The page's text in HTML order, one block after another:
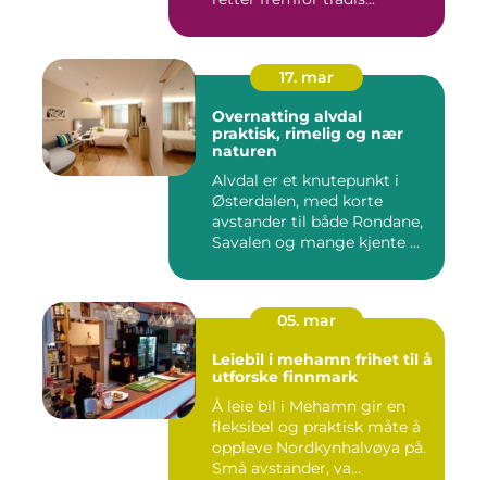
17. mar
Overnatting alvdal
praktisk, rimelig og nær
naturen
Alvdal er et knutepunkt i
Østerdalen, med korte
avstander til både Rondane,
Savalen og mange kjente ...
05. mar
Leiebil i mehamn frihet til å
utforske finnmark
Å leie bil i Mehamn gir en
fleksibel og praktisk måte å
oppleve Nordkynhalvøya på.
Små avstander, va...